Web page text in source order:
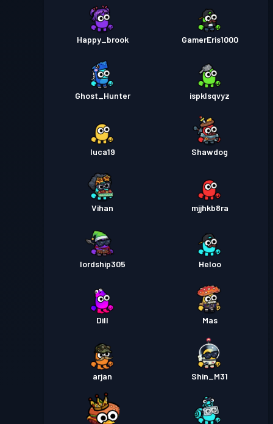
Happy_brook GamerEris1000
Ghost_Hunter ispklsqvyz
luca19 Shawdog
Vihan mjjhkb8ra
lordship305 Heloo
Dill Mas
arjan Shin_M31